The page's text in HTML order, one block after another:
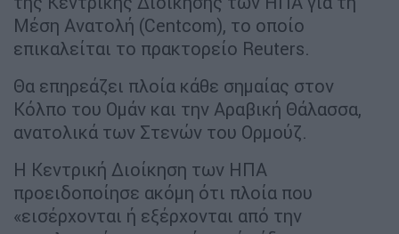
Μέση Ανατολή (Centcom), το οποίο
επικαλείται το πρακτορείο Reuters.
Θα επηρεάζει πλοία κάθε σημαίας στον
Κόλπο του Ομάν και την Αραβική Θάλασσα,
ανατολικά των Στενών του Ορμούζ.
Η Κεντρική Διοίκηση των ΗΠΑ
προειδοποίησε ακόμη ότι πλοία που
«εισέρχονται ή εξέρχονται από την